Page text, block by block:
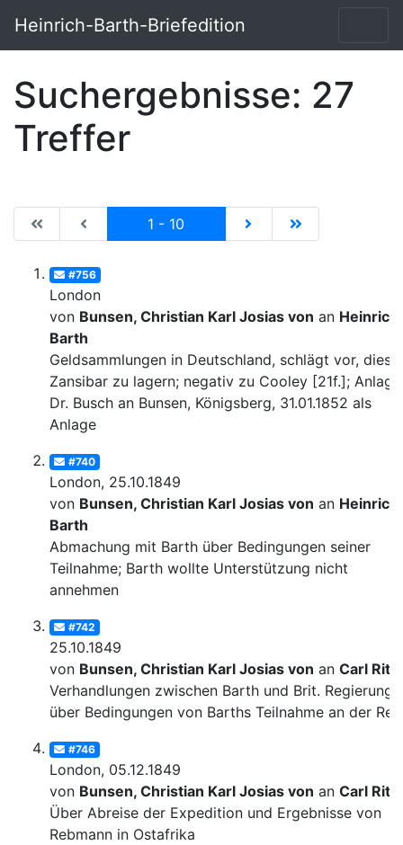
Heinrich-Barth-Briefedition
Suchergebnisse: 27
Treffer
|de:Erste Seite|en:First results page|
|de:Vorhergehende Seite|en:Previous results
1 - 10 |de:Nächste
|de:Letzte
#756
London
von Bunsen, Christian Karl Josias von an Heinrich
Barth
Geldsammlungen in Deutschland, schlägt vor, diese
Zansibar zu lagern; negativ zu Cooley [21f.];
Dr. Busch an Bunsen, Königsberg, 31.01.1852 als
Anlage
#740
London, 25.10.1849
von Bunsen, Christian Karl Josias von an Heinrich
Barth
Abmachung mit Barth über Bedingungen seiner
Teilnahme; Barth wollte Unterstützung nicht
annehmen
#742
25.10.1849
von Bunsen, Christian Karl Josias von an Carl
Verhandlungen zwischen Barth und Brit. Regierung
über Bedingungen von Barths Teilnahme an der
#746
London, 05.12.1849
von Bunsen, Christian Karl Josias von an Carl
Über Abreise der Expedition und Ergebnisse von
Rebmann in Ostafrika